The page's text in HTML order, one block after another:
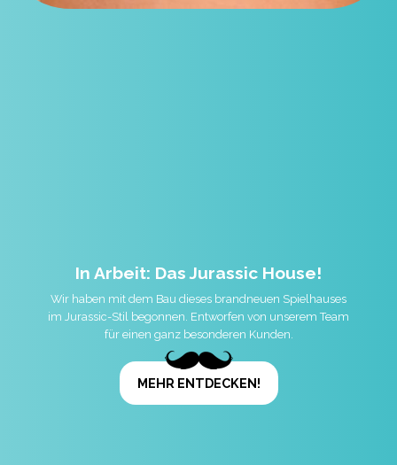
In Arbeit: Das Jurassic House!
Wir haben mit dem Bau dieses brandneuen Spielhauses
im Jurassic-Stil begonnen. Entworfen von unserem Team
für einen ganz besonderen Kunden.
MEHR ENTDECKEN!